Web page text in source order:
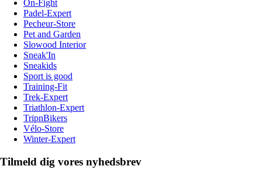
On-Fight
Padel-Expert
Pecheur-Store
Pet and Garden
Slowood Interior
Sneak'In
Sneakids
Sport is good
Training-Fit
Trek-Expert
Triathlon-Expert
TripnBikers
Vélo-Store
Winter-Expert
Tilmeld dig vores nyhedsbrev